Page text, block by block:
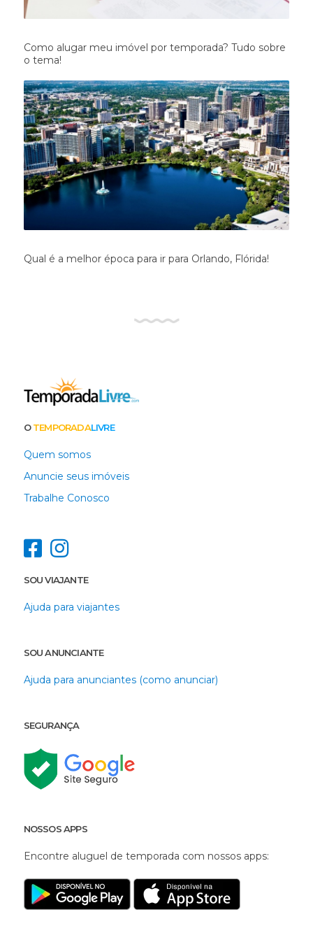
Como alugar meu imóvel por temporada? Tudo sobre
o tema!
Qual é a melhor época para ir para Orlando, Flórida!
OTEMPORADALIVRE
Quem somos
Anuncie seus imóveis
Trabalhe Conosco
SOU VIAJANTE
Ajuda para viajantes
SOU ANUNCIANTE
Ajuda para anunciantes (como anunciar)
SEGURANÇA
NOSSOS APPS
Encontre aluguel de temporada com nossos apps: